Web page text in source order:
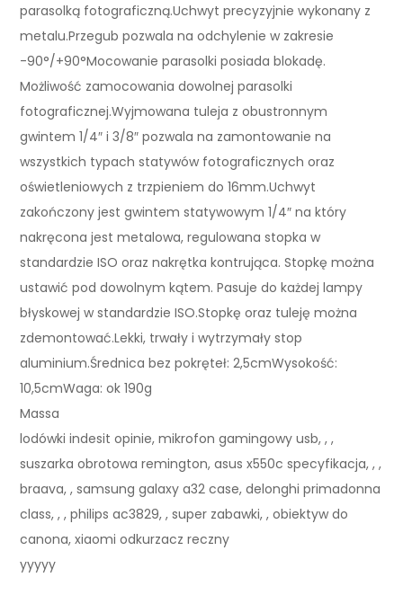
parasolką fotograficzną.Uchwyt precyzyjnie wykonany z
metalu.Przegub pozwala na odchylenie w zakresie
-90°/+90°Mocowanie parasolki posiada blokadę.
Możliwość zamocowania dowolnej parasolki
fotograficznej.Wyjmowana tuleja z obustronnym
gwintem 1/4″ i 3/8″ pozwala na zamontowanie na
wszystkich typach statywów fotograficznych oraz
oświetleniowych z trzpieniem do 16mm.Uchwyt
zakończony jest gwintem statywowym 1/4″ na który
nakręcona jest metalowa, regulowana stopka w
standardzie ISO oraz nakrętka kontrująca. Stopkę można
ustawić pod dowolnym kątem. Pasuje do każdej lampy
błyskowej w standardzie ISO.Stopkę oraz tuleję można
zdemontować.Lekki, trwały i wytrzymały stop
aluminium.Średnica bez pokręteł: 2,5cmWysokość:
10,5cmWaga: ok 190g
Massa
lodówki indesit opinie, mikrofon gamingowy usb, , ,
suszarka obrotowa remington, asus x550c specyfikacja, , ,
braava, , samsung galaxy a32 case, delonghi primadonna
class, , , philips ac3829, , super zabawki, , obiektyw do
canona, xiaomi odkurzacz reczny
yyyyy